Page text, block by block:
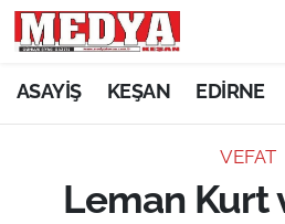
ASAYİŞ KEŞAN EDİRNE
VEFAT
Leman Kurt
KEŞAN
ASAYİŞ